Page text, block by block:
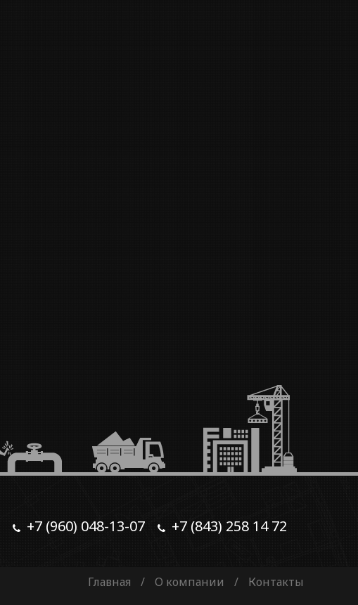
+7 (960) 048-13-07 +7 (843) 258 14 72
Главная / О компании / Контакты